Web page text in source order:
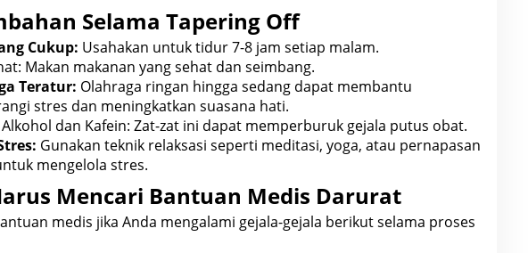
Selama Tapering Off
Cukup: Usahakan untuktidur 7-8 jam setiap malam.
Makan makanan yang sehat dan seimbang.
Teratur: Olahraga ringan hingga sedang dapat membantu
stres dan meningkatkan suasana hati.
dan Kafein: Zat-zat ini dapat memperburuk gejala putus obat.
Gunakan teknik relaksasi seperti meditasi, yoga, atau pernapasan
mengelola stres.
Mencari Bantuan Medis Darurat
medis jika Anda mengalami gejala-gejala berikut selama proses